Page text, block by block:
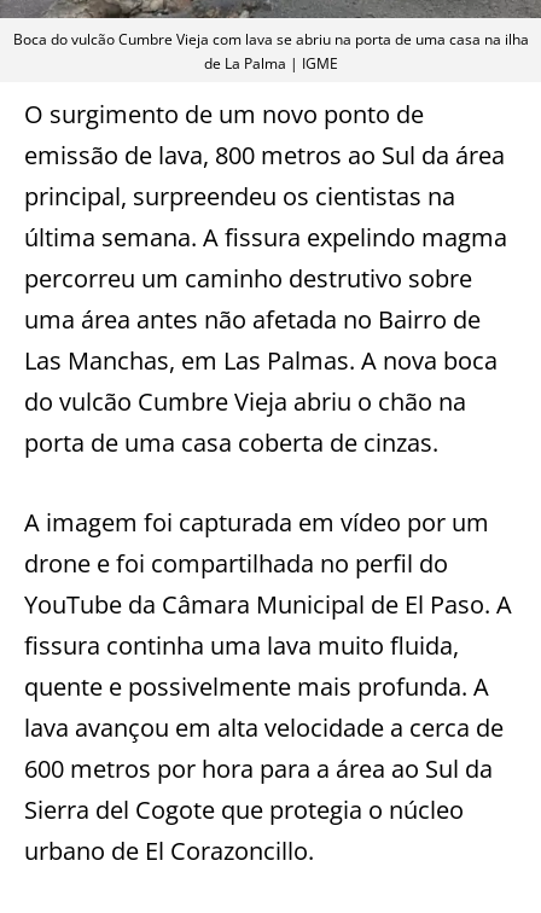
Boca do vulcão Cumbre Vieja com lava se abriu na porta de uma casa na ilha
de La Palma | IGME
O surgimento de um novo ponto de
emissão de lava, 800 metros ao Sul da área
principal, surpreendeu os cientistas na
última semana. A fissura expelindo magma
percorreu um caminho destrutivo sobre
uma área antes não afetada no Bairro de
Las Manchas, em Las Palmas. A nova boca
do vulcão Cumbre Vieja abriu o chão na
porta de uma casa coberta de cinzas.
A imagem foi capturada em vídeo por um
drone e foi compartilhada no perfil do
YouTube da Câmara Municipal de El Paso. A
fissura continha uma lava muito fluida,
quente e possivelmente mais profunda. A
lava avançou em alta velocidade a cerca de
600 metros por hora para a área ao Sul da
Sierra del Cogote que protegia o núcleo
urbano de El Corazoncillo.